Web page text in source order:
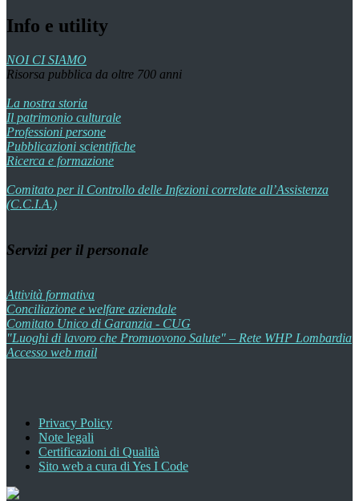
Info e utility
NOI CI SIAMO
Risorsa pubblica da oltre 700 anni
La nostra storia
Il patrimonio culturale
Professioni persone
Pubblicazioni scientifiche
Ricerca e formazione
Comitato per il Controllo delle Infezioni correlate all’Assistenza
(C.C.I.A.)
Servizi per il personale
Attività formativa
Conciliazione e welfare aziendale
Comitato Unico di Garanzia - CUG
"Luoghi di lavoro che Promuovono Salute" – Rete WHP Lombardia
Accesso web mail
Privacy Policy
Note legali
Certificazioni di Qualità
Sito web a cura di Yes I Code